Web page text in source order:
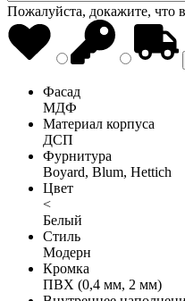
Пожалуйста, докажите, что
Фасад
МДФ
Материал корпуса
ДСП
Фурнитура
Boyard, Blum, Hettich
Цвет
<
Белый
Стиль
Модерн
Кромка
ПВХ (0,4 мм, 2 мм)